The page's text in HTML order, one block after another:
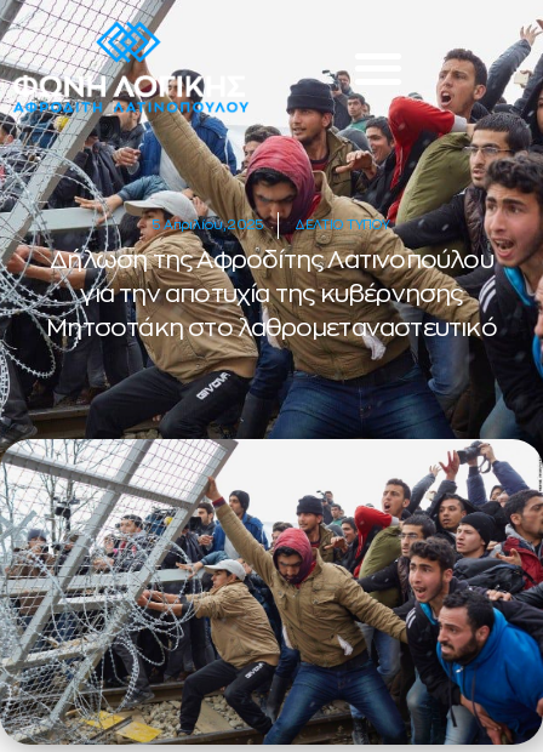
5 Απριλίου, 2025 ΔΕΛΤΙΟ ΤΥΠΟΥ
Δήλωση της Αφροδίτης Λατινοπούλου
για την αποτυχία της κυβέρνησης
Μητσοτάκη στο λαθρομεταναστευτικό